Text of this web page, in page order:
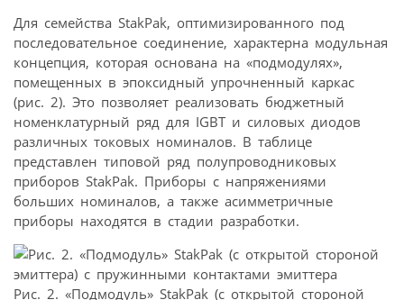
Для семейства StakPak, оптимизированного под
последовательное соединение, характерна модульная
концепция, которая основана на «подмодулях»,
помещенных в эпоксидный упрочненный каркас
(рис. 2). Это позволяет реализовать бюджетный
номенклатурный ряд для IGBT и силовых диодов
различных токовых номиналов. В таблице
представлен типовой ряд полупроводниковых
приборов StakPak. Приборы с напряжениями
больших номиналов, а также асимметричные
приборы находятся в стадии разработки.
Рис. 2. «Подмодуль» StakPak (с открытой стороной